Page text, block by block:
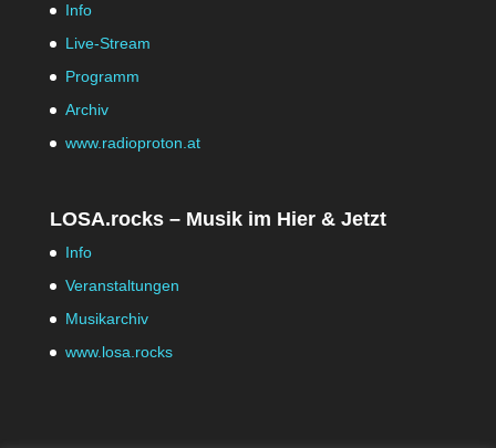
Info
Live-Stream
Programm
Archiv
www.radioproton.at
LOSA.rocks – Musik im Hier & Jetzt
Info
Veranstaltungen
Musikarchiv
www.losa.rocks